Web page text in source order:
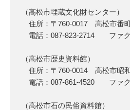
（高松市埋蔵文化財センター）
住所：〒760-0017 高松市番
電話：087-823-2714 ファク
（高松市歴史資料館）
住所：〒760-0014 高松市昭
電話：087-861-4520 ファク
（高松市石の民俗資料館）